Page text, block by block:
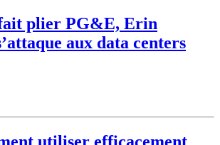
plier PG&E, Erin
aux data centers